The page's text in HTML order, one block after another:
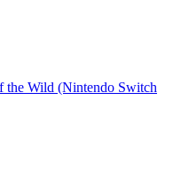
the Wild (Nintendo Switch